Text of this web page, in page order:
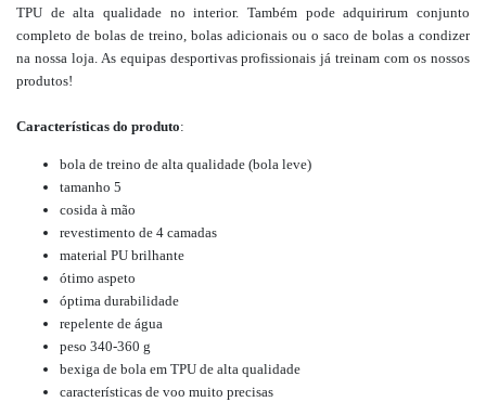
TPU de alta qualidade no interior. Também podeadquirirum conjunto
completo de bolas de treino, bolas adicionais ou o saco de bolas a condizer
na nossa loja. As equipas desportivas profissionais já treinam com os nossos
produtos!
Características do produto:
bola de treino de alta qualidade (bola leve)
tamanho 5
cosida à mão
revestimento de 4 camadas
material PU brilhante
ótimo aspeto
óptima durabilidade
repelente de água
peso 340-360 g
bexiga de bola em TPU de alta qualidade
características de voo muito precisas